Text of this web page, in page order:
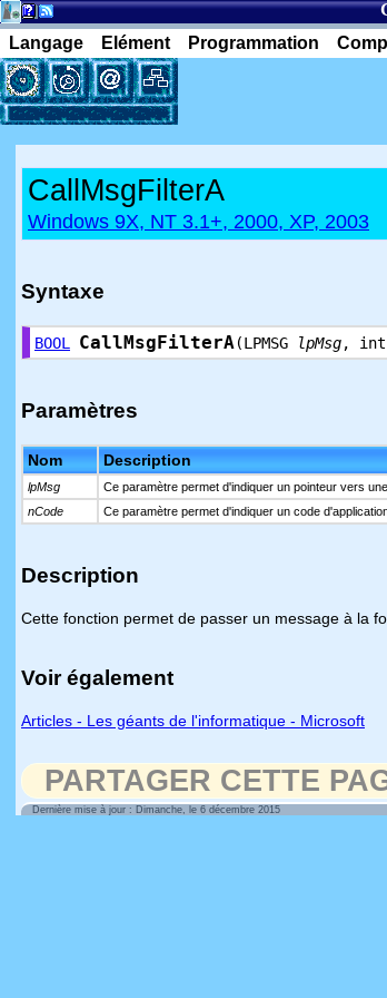
Langage
Elément Programmation
CallMsgFilterA
Windows 9X, NT 3.1+, 2000, XP, 2003
Syntaxe
BOOL CallMsgFilterA(LPMSG lpMsg, int
Paramètres
Nom Description
lpMsg Ce paramètre permet d'indiquer un pointeur vers
nCode
Ce paramètre permet d'indiquer un code
Description
Cette fonction permet de passer un message à la
Voir également
Articles - Les géants de l'informatique - Microsoft
PARTAGER CETTE
Dernière mise à jour : Dimanche, le 6 décembre 2015